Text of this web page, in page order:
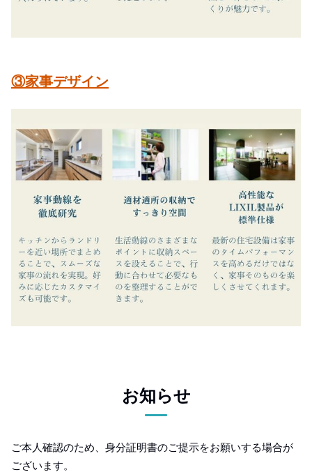
③家事デザイン
お知らせ
ご本人確認のため、身分証明書のご提示をお願いする場合が
ございます。